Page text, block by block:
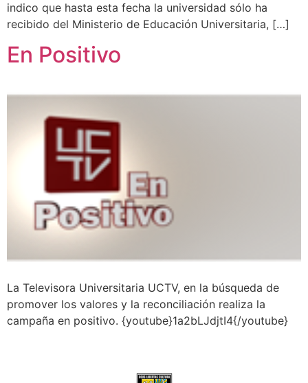
indico que hasta esta fecha la universidad sólo ha
recibido del Ministerio de Educación Universitaria, […]
En Positivo
La Televisora Universitaria UCTV, en la búsqueda de
promover los valores y la reconciliación realiza la
campaña en positivo. {youtube}1a2bLJdjtI4{/youtube}